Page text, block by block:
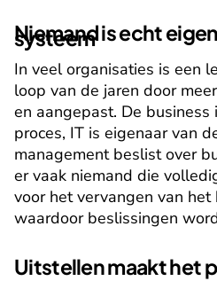
Niemand is echt
systeem
In veel organisaties is een
loop van de jaren door
en aangepast. De business
proces, IT is eigenaar van
management beslist over
er vaak niemand die
voor het vervangen van het
waardoor beslissingen
Uitstellen maakt het